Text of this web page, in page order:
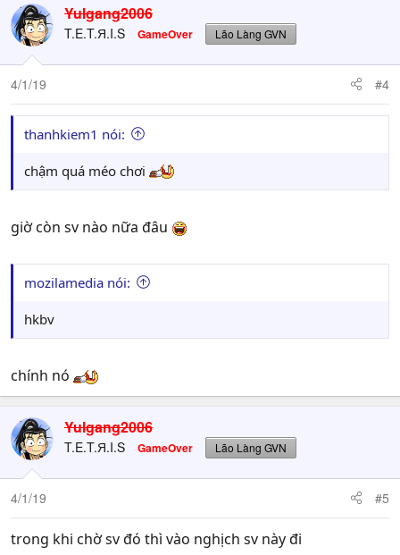
c
t
i
o
n
s
:
Yulgang2006
T.E.T.Я.I.S GameOver Lão Làng GVN
4/1/19 #4
thanhkiem1 nói:
chậm quá méo chơi
giờ còn sv nào nữa đâu
mozilamedia nói:
hkbv
chính nó
Yulgang2006
T.E.T.Я.I.S GameOver Lão Làng GVN
4/1/19 #5
trong khi chờ sv đó thì vào nghịch sv này đi